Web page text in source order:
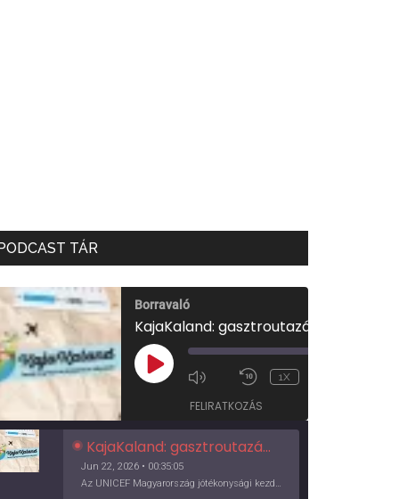
TÁR
Borravaló
PLAY
EPISODE
1X
FELIRATKOZÁS
KajaKaland: gasztroutazás a föld körül
Jun 22, 2026 • 00:35:05
Az UNICEF Magyarország jótékonysági kezdeményezése izgalmas, egész éves világkörüli ízutazásra hív, igazi családi program és gasztroedukáció, illetve segítség a rászorulóknak is egyben.